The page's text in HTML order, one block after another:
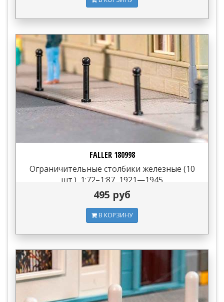
FALLER 180998
Ограничительные столбики железные (10
шт.), 1:72–1:87, 1921—1945
495 руб
В КОРЗИНУ